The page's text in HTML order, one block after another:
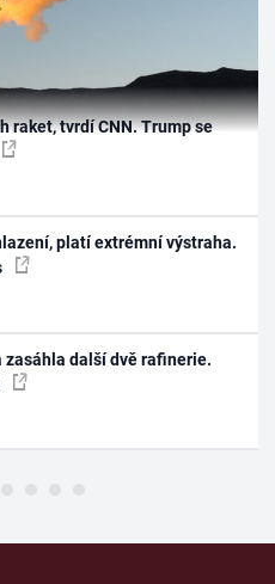
raket, tvrdí CNN. Trump se
platí extrémní výstraha.
zasáhla další dvě rafinerie.